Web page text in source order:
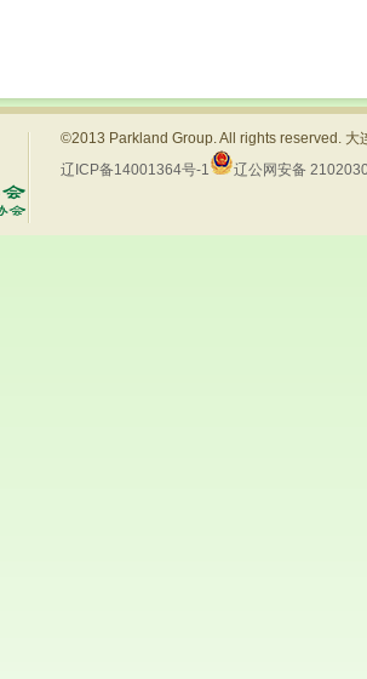
©2013 Parkland Group. All rights reserved.
辽ICP备14001364号-1
辽公网安备